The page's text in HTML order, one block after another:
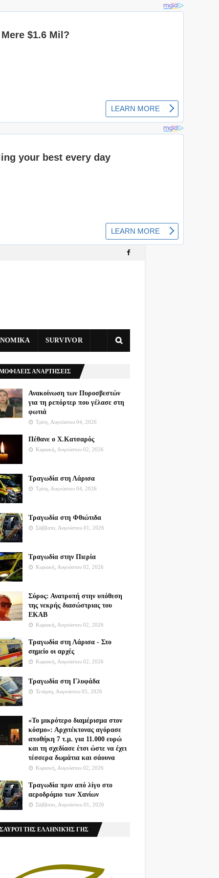
SURVIVOR
ΑΝΑΡΤΗΣΕΙΣ
Ανακοίνωση των Πυροσβεστών
για τη ρεπόρτερ που γέλασε στη
φωτιά
Τρίτη, Αυγούστου 04, 2026
Πέθανε ο Χ.Κατσαρός
Κυριακή, Αυγούστου 02, 2026
Τραγωδία στη Λάρισα
Τρίτη, Αυγούστου 04, 2026
Τραγωδία στη Φθιώτιδα
Σάββατο, Αυγούστου 01, 2026
Τραγωδία στην Πιερία
Κυριακή, Αυγούστου 02, 2026
Σύρος: Ανατροπή στην υπόθεση
της νεκρής διασώστριας του
ΕΚΑΒ
Κυριακή, Αυγούστου 02, 2026
Τραγωδία στη Λάρισα - Στο
σημείο οι αρχές
Κυριακή, Αυγούστου 02, 2026
Τραγωδία στη Γλυφάδα
Τετάρτη, Αυγούστου 05, 2026
«Το μικρότερο διαμέρισμα στον
κόσμο»: Αρχιτέκτονας αγόρασε
αποθήκη 7 τ.μ. για 11.000 ευρώ
και τη σχεδίασε έτσι ώστε να έχει
τέσσερα δωμάτια και σάουνα
Κυριακή, Αυγούστου 02, 2026
Τραγωδία πριν από λίγο στο
αεροδρόμιο των Χανίων
Σάββατο, Αυγούστου 01, 2026
ΤΗΣ ΕΛΛΗΝΙΚΉΣ ΓΗΣ